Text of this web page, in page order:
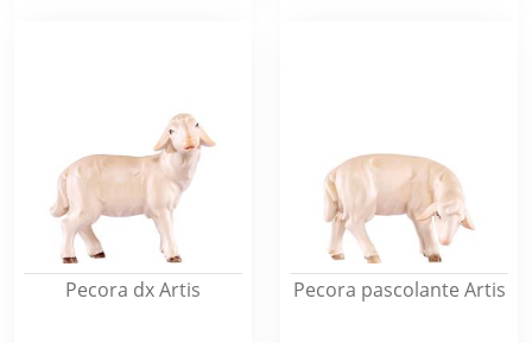
Pecora dx Artis Pecora pascolante Artis